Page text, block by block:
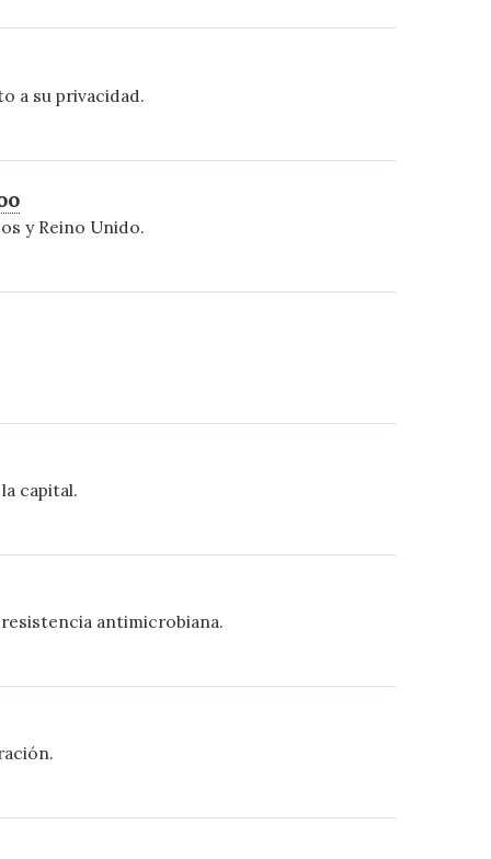
a su privacidad.
y Reino Unido.
capital.
antimicrobiana.